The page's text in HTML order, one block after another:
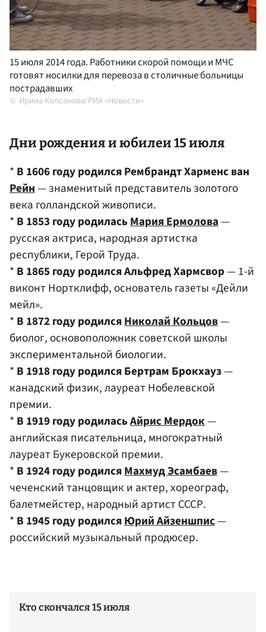
15 июля 2014 года. Работники скорой помощи и МЧС
готовят носилки для перевоза в столичные больницы
пострадавших
Ирина Колсанова/РИА «Новости»
Дни рождения и юбилеи 15 июля
* В 1606 году родился Рембрандт Харменс ван
Рейн— знаменитый представитель золотого
века голландской живописи.
* В 1853 году родиласьМария Ермолова—
русская актриса, народная артистка
республики, Герой Труда.
* В 1865 году родился Альфред Хармсвор— 1-й
виконт Нортклифф, основатель газеты «Дейли
мейл».
* В 1872 году родилсяНиколай Кольцов—
биолог, основоположник советской школы
экспериментальной биологии.
* В 1918 году родился Бертрам Брокхауз—
канадский физик, лауреат Нобелевской
премии.
* В 1919 году родиласьАйрис Мердок—
английская писательница, многократный
лауреат Букеровской премии.
* В 1924 году родилсяМахмуд Эсамбаев—
чеченский танцовщик и актер, хореограф,
балетмейстер, народный артист СССР.
* В 1945 году родилсяЮрий Айзеншпис—
российский музыкальный продюсер.
Кто скончался 15 июля